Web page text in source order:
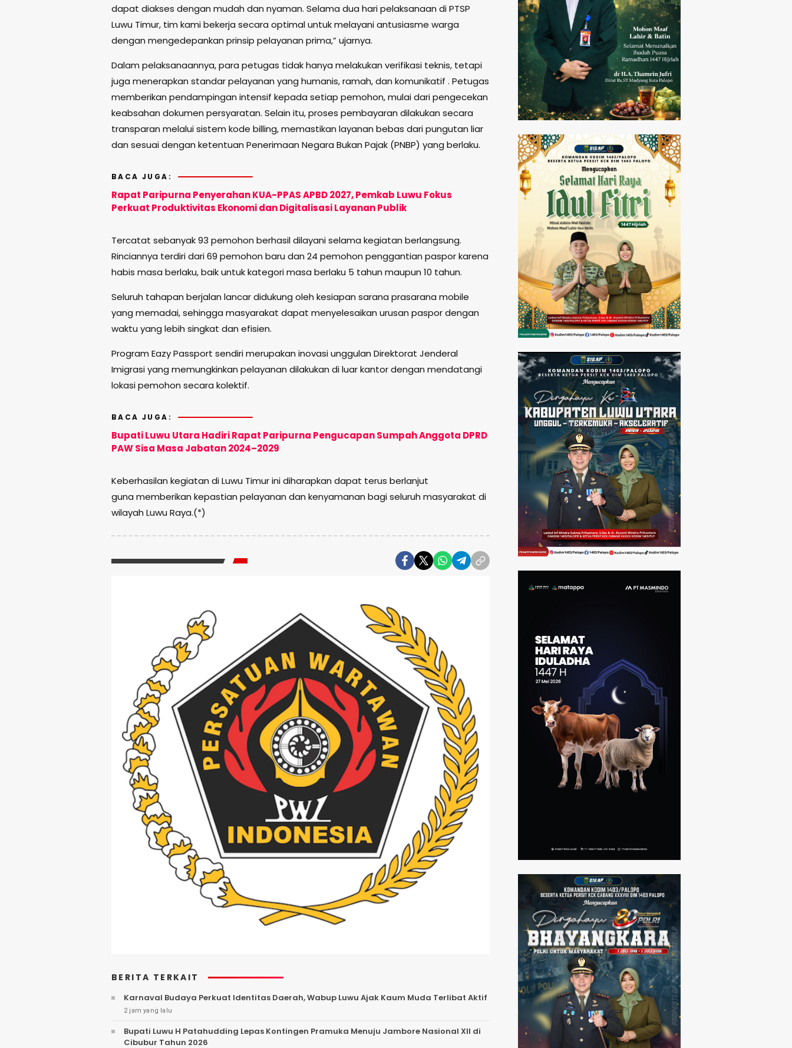
dapat diakses dengan mudah dan nyaman. Selama dua hari pelaksanaan di PTSP
Luwu Timur, tim kami bekerja secara optimal untuk melayani antusiasme warga
dengan mengedepankan prinsip pelayanan prima,” ujarnya.
Dalam pelaksanaannya, para petugas tidak hanya melakukan verifikasi teknis, tetapi
juga menerapkan standar pelayanan yang humanis, ramah, dan komunikatif . Petugas
memberikan pendampingan intensif kepada setiap pemohon, mulai dari pengecekan
keabsahan dokumen persyaratan. Selain itu, proses pembayaran dilakukan secara
transparan melalui sistem kode billing, memastikan layanan bebas dari pungutan liar
dan sesuai dengan ketentuan Penerimaan Negara Bukan Pajak (PNBP) yang berlaku.
BACA JUGA:
Rapat Paripurna Penyerahan KUA-PPAS APBD 2027, Pemkab Luwu Fokus
Perkuat Produktivitas Ekonomi dan Digitalisasi Layanan Publik
Tercatat sebanyak 93 pemohon berhasil dilayani selama kegiatan berlangsung.
Rinciannya terdiri dari 69 pemohon baru dan 24 pemohon penggantian paspor karena
habis masa berlaku, baik untuk kategori masa berlaku 5 tahun maupun 10 tahun.
Seluruh tahapan berjalan lancar didukung oleh kesiapan sarana prasarana mobile
yang memadai, sehingga masyarakat dapat menyelesaikan urusan paspor dengan
waktu yang lebih singkat dan efisien.
Program Eazy Passport sendiri merupakan inovasi unggulan Direktorat Jenderal
Imigrasi yang memungkinkan pelayanan dilakukan di luar kantor dengan mendatangi
lokasi pemohon secara kolektif.
BACA JUGA:
Bupati Luwu Utara Hadiri Rapat Paripurna Pengucapan Sumpah Anggota DPRD
PAW Sisa Masa Jabatan 2024–2029
Keberhasilan kegiatan di Luwu Timur ini diharapkan dapat terus berlanjut
guna memberikan kepastian pelayanan dan kenyamanan bagi seluruh masyarakat di
wilayah Luwu Raya.(*)
BERITA TERKAIT
Karnaval Budaya Perkuat Identitas Daerah, Wabup Luwu Ajak Kaum Muda Terlibat Aktif
2 jam yang lalu
Bupati Luwu H Patahudding Lepas Kontingen Pramuka Menuju Jambore Nasional XII di
Cibubur Tahun 2026